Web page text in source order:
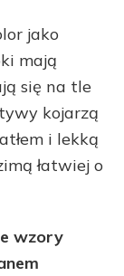
jako
mają
się na tle
kojarzą
i lekką
łatwiej o
wzory